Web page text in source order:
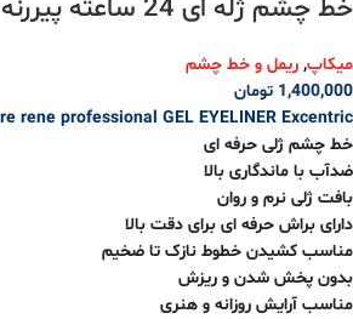
خط چشم ژله ای 24 ساعته پیررنه پروفشنال
میکاپ, ریمل و خط چشم
1,400,000 تومان
rene professional GEL EYELINER Excentric
خط چشم ژلی حرفه ای
ضدآب با ماندگاری بالا
بافت ژلی نرم و روان
دارای براش حرفه ای برای دقت بالا
مناسب کشیدن خطوط نازک تا ضخیم
بدون پخش شدن و ریزش
مناسب آرایش روزانه و هنری